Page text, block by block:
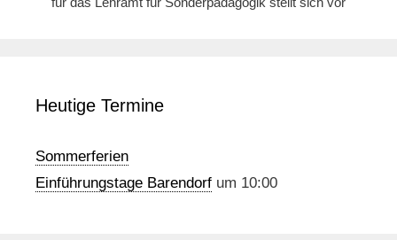
Heutige Termine
Sommerferien
Einführungstage Barendorf um 10:00